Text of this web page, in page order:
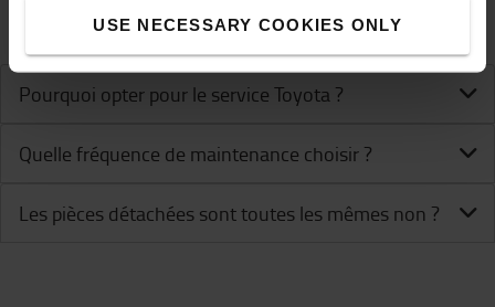
USE NECESSARY COOKIES ONLY
Pourquoi opter pour le service Toyota ?
Quelle fréquence de maintenance choisir ?
Les pièces détachées sont toutes les mêmes non ?